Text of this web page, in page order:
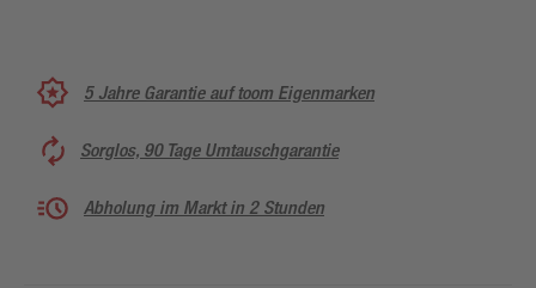
5 Jahre Garantie auf toom Eigenmarken
Sorglos, 90 Tage Umtauschgarantie
Abholung im Markt in 2 Stunden